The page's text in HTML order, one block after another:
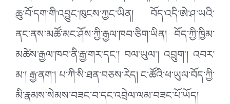
ཆུ་བོ་དག་གི་འབྱུང་ཁུངས་ཀྱང་ཡིན། བོད་འདི་ཨེ་ཤ་ཡའི་
ནང་ནས་མཚོ་མང་ཤོས་ཀྱི་རྒྱལ་ཁབ་ཅིག་ཡིན། བོད་ཀྱི་ཁྱིམ་
མཚེས་རྒྱལ་ཁབ་ནི་རྒྱ་གར་དང་། བལ་ཡུལ་། འབྲུག་། འབར་
མ་། རྒྱ་ནག་། པ་ཀི་སི་ཐན་བཅས་རེད། ང་ཚོའི་ཕ་ཡུལ་བོད་ཀྱི་
མི་རྣམས་སེམས་བཟང་བ་དང་འབྲེལ་ལམ་བཟང་པོ་ཡོད།